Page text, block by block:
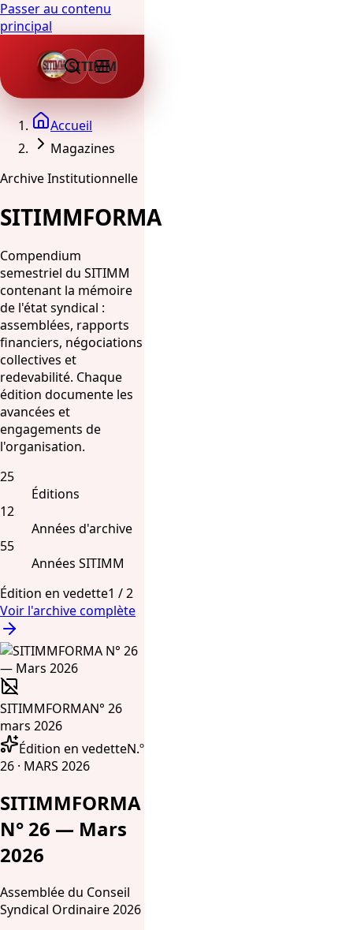
Passer au contenu
principal
SITIMM
Accueil
Magazines
Archive Institutionnelle
SITIMMFORMA
Compendium
semestriel du SITIMM
contenant la mémoire
de l'état syndical :
assemblées, rapports
financiers, négociations
collectives et
redevabilité. Chaque
édition documente les
avancées et
engagements de
l'organisation.
25
Éditions
12
Années d'archive
55
Années SITIMM
Édition en vedette1 /2
Voir l'archive complète
SITIMMFORMAN° 26
mars 2026
Édition en vedetteN.º
26 · MARS 2026
SITIMMFORMA
N° 26 — Mars
2026
Assemblée du Conseil
Syndical Ordinaire 2026